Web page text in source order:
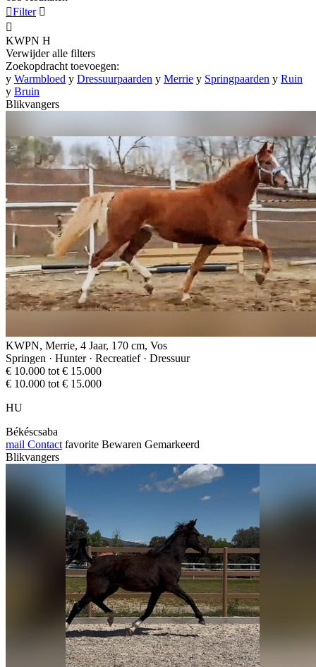
Filter 

KWPN H
Verwijder alle filters
Zoekopdracht toevoegen:
y Warmbloed y Dressuurpaarden y Merrie y Springpaarden y Ruin
y Bruin
Blikvangers
KWPN, Merrie, 4 Jaar, 170 cm, Vos
Springen · Hunter · Recreatief · Dressuur
€ 10.000 tot € 15.000
€ 10.000 tot € 15.000
HU
Békéscsaba
mail Contact favorite Bewaren Gemarkeerd
Blikvangers